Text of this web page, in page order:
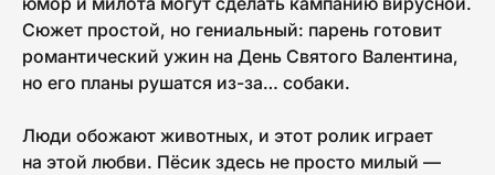
Сюжет простой, но гениальный: парень готовит
романтический ужин на День Святого Валентина,
но его планы рушатся из-за… собаки.
Люди обожают животных, и этот ролик играет
на этой любви. Пёсик здесь не просто милый —